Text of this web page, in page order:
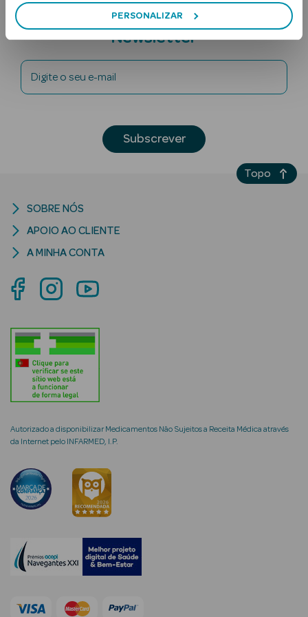
PERSONALIZAR
Rosto
Criança
Rosto e
Ver Tudo
Cosmética
Hidratantes
Creme de Olhos
envelhecimento
Subscreva a
Newsletter
Digite o seu e-mail
Subscrever
Autorizado a disponibilizar Medicamentos Não Sujeitos a Receita Médica através
da Internet pelo INFARMED, I.P.
SOBRE NÓS
APOIO AO CLIENTE
A MINHA CONTA
Topo